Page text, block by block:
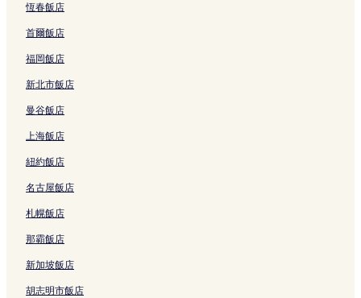
恆春飯店
首爾飯店
福岡飯店
新北市飯店
曼谷飯店
上海飯店
紐約飯店
名古屋飯店
札幌飯店
那霸飯店
新加坡飯店
胡志明市飯店